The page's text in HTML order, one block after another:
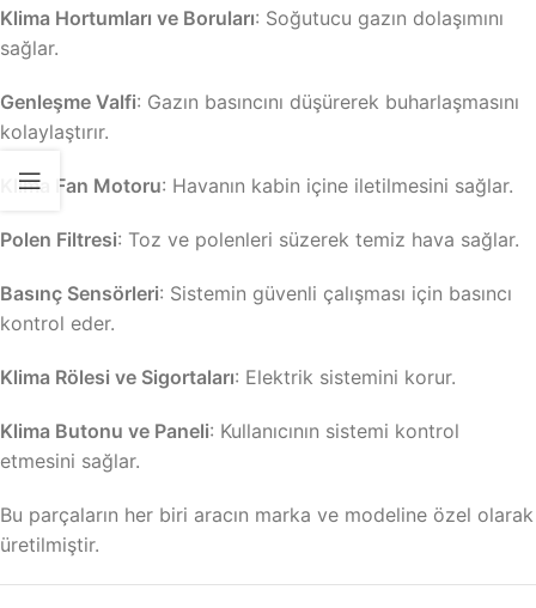
Klima Hortumları ve Boruları: Soğutucu gazın dolaşımını
sağlar.
Genleşme Valfi: Gazın basıncını düşürerek buharlaşmasını
kolaylaştırır.
Klima Fan Motoru: Havanın kabin içine iletilmesini sağlar.
Polen Filtresi: Toz ve polenleri süzerek temiz hava sağlar.
Basınç Sensörleri: Sistemin güvenli çalışması için basıncı
kontrol eder.
Klima Rölesi ve Sigortaları: Elektrik sistemini korur.
Klima Butonu ve Paneli: Kullanıcının sistemi kontrol
etmesini sağlar.
Bu parçaların her biri aracın marka ve modeline özel olarak
üretilmiştir.